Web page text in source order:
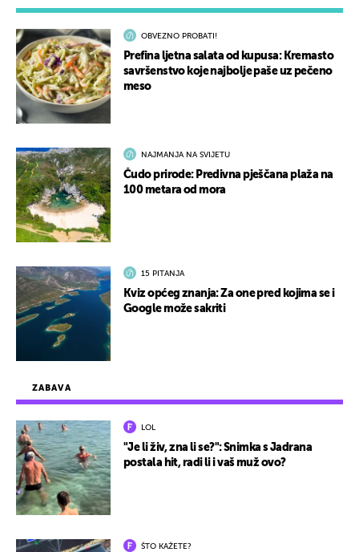
ZABAVA
LOL
"Je li živ, zna li se?": Snimka s Jadrana
postala hit, radi li i vaš muž ovo?
ŠTO KAŽETE?
OBVEZNO PROBATI!
Prefina ljetna salata od kupusa: Kremasto
savršenstvo koje najbolje paše uz pečeno
meso
NAJMANJA NA SVIJETU
Čudo prirode: Predivna pješčana plaža na
100 metara od mora
15 PITANJA
Kviz općeg znanja: Za one pred kojima se i
Google može sakriti